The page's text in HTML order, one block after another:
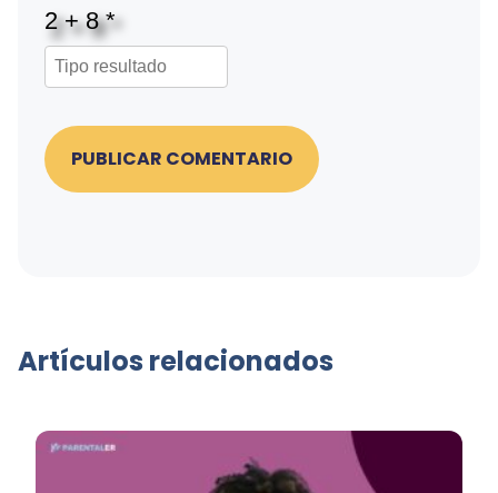
PUBLICAR COMENTARIO
Artículos relacionados